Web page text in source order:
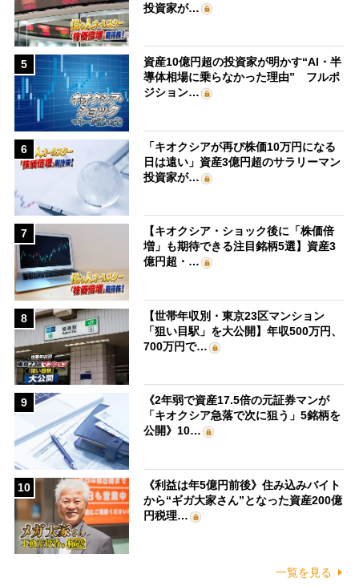
投資家が…
5
資産10億円超の投資家が明かす“AI・半
導体相場に乗らなかった理由” フルポ
ジション…
6
「キオクシアが再び株価10万円になる
日は遠い」資産3億円超のサラリーマン
投資家が…
7
【キオクシア・ショック後に「株価倍
増」も期待できる注目銘柄5選】資産3
億円超・…
8
【世帯年収別・東京23区マンション
「狙い目駅」を大公開】年収500万円、
700万円で…
9
《2年弱で資産17.5倍の元証券マンが
「キオクシア急落で次に狙う」5銘柄を
公開》10…
10
《利益は年5億円前後》住み込みバイト
から“ギガ大家さん”となった資産200億
円税理…
一覧を見る